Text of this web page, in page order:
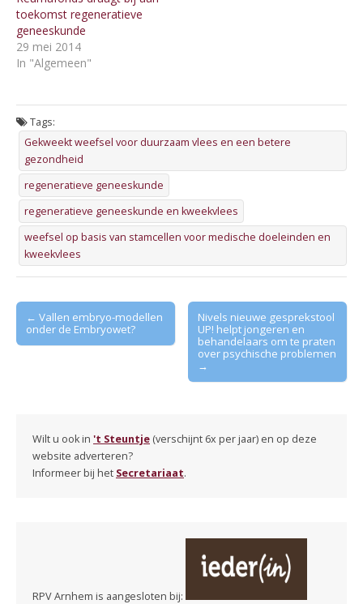
toekomst regeneratieve
geneeskunde
29 mei 2014
In "Algemeen"
Tags:
Gekweekt weefsel voor duurzaam vlees en een betere
gezondheid
regeneratieve geneeskunde
regeneratieve geneeskunde en kweekvlees
weefsel op basis van stamcellen voor medische doeleinden en
kweekvlees
Post
navigation
← Vallen embryo-modellen
onder de Embryowet?
Nivels nieuwe gesprekstool
UP! helpt jongeren en
behandelaars om te praten
over psychische problemen
→
Wilt u ook in 't Steuntje (verschijnt 6x per jaar) en op deze
website adverteren?
Informeer bij het Secretariaat.
RPV Arnhem is aangesloten bij: